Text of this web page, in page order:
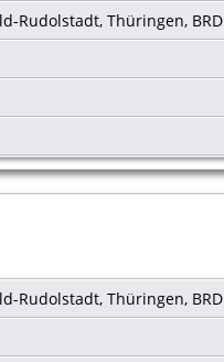
Rudolstadt, Thüringen, BRD
Rudolstadt, Thüringen, BRD